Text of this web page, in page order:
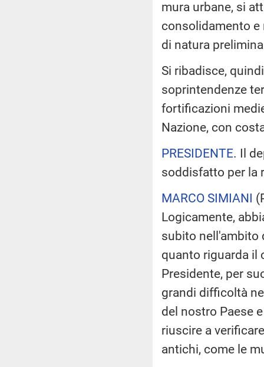
mura urbane, si
consolidamento
di natura
Si ribadisce,
soprintendenze
fortificazioni
Nazione, con
PRESIDENTE. Il
soddisfatto per la
MARCO SIMIANI (
Logicamente,
subito nell'ambito
quanto riguarda il
Presidente, per
grandi difficoltà
del nostro Paese
riuscire a
antichi, come le